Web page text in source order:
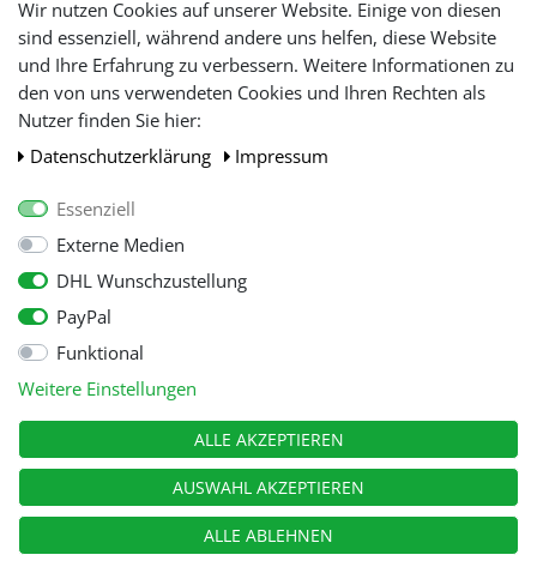
Wir nutzen Cookies auf unserer Website. Einige von diesen
sind essenziell, während andere uns helfen, diese Website
und Ihre Erfahrung zu verbessern. Weitere Informationen zu
den von uns verwendeten Cookies und Ihren Rechten als
Nutzer finden Sie hier:
Daten­schutz­erklärung
Impressum
Essenziell
Externe Medien
DHL Wunschzustellung
PayPal
Funktional
Weitere Einstellungen
ALLE AKZEPTIEREN
AUSWAHL AKZEPTIEREN
ALLE ABLEHNEN
Lieferfristen und
Lieferbeschränkung
WIR AKZEPTIEREN
© Copyright 2026 Tooltraders GmbH. Alle Rechte vorbehalten